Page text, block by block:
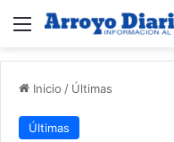
Menú
Inicio / Últimas
Últimas